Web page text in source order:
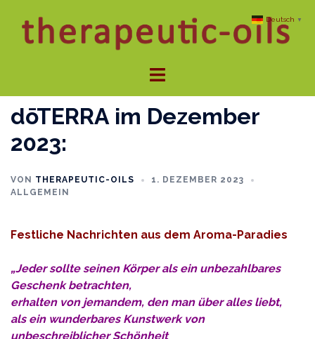
Inhalt
springen
Menü
dōTERRA im Dezember
2023:
VON THERAPEUTIC-OILS
1. DEZEMBER 2023
ALLGEMEIN
Festliche Nachrichten aus dem Aroma-Paradies
„Jeder sollte seinen Körper als ein unbezahlbares
Geschenk betrachten,
erhalten von jemandem, den man über alles liebt,
als ein wunderbares Kunstwerk von
unbeschreiblicher Schönheit
Deutsch ▼